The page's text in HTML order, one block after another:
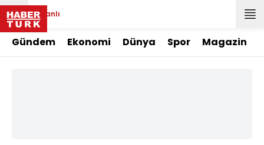
Canlı
Gündem Ekonomi Dünya Spor Magazin